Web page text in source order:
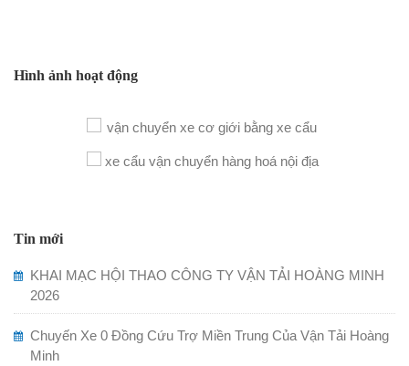
Hình ảnh hoạt động
Tin mới
KHAI MẠC HỘI THAO CÔNG TY VẬN TẢI HOÀNG MINH
2026
Chuyến Xe 0 Đồng Cứu Trợ Miền Trung Của Vận Tải Hoàng
Minh